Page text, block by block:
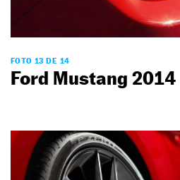
FOTO 13 DE 14
Ford Mustang 2014